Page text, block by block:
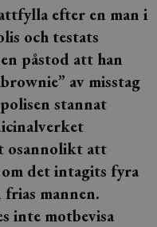
efter en man i
och testats
påstod att han
av misstag
stannat
osannolikt att
det intagits fyra
mannen.
inte motbevisa